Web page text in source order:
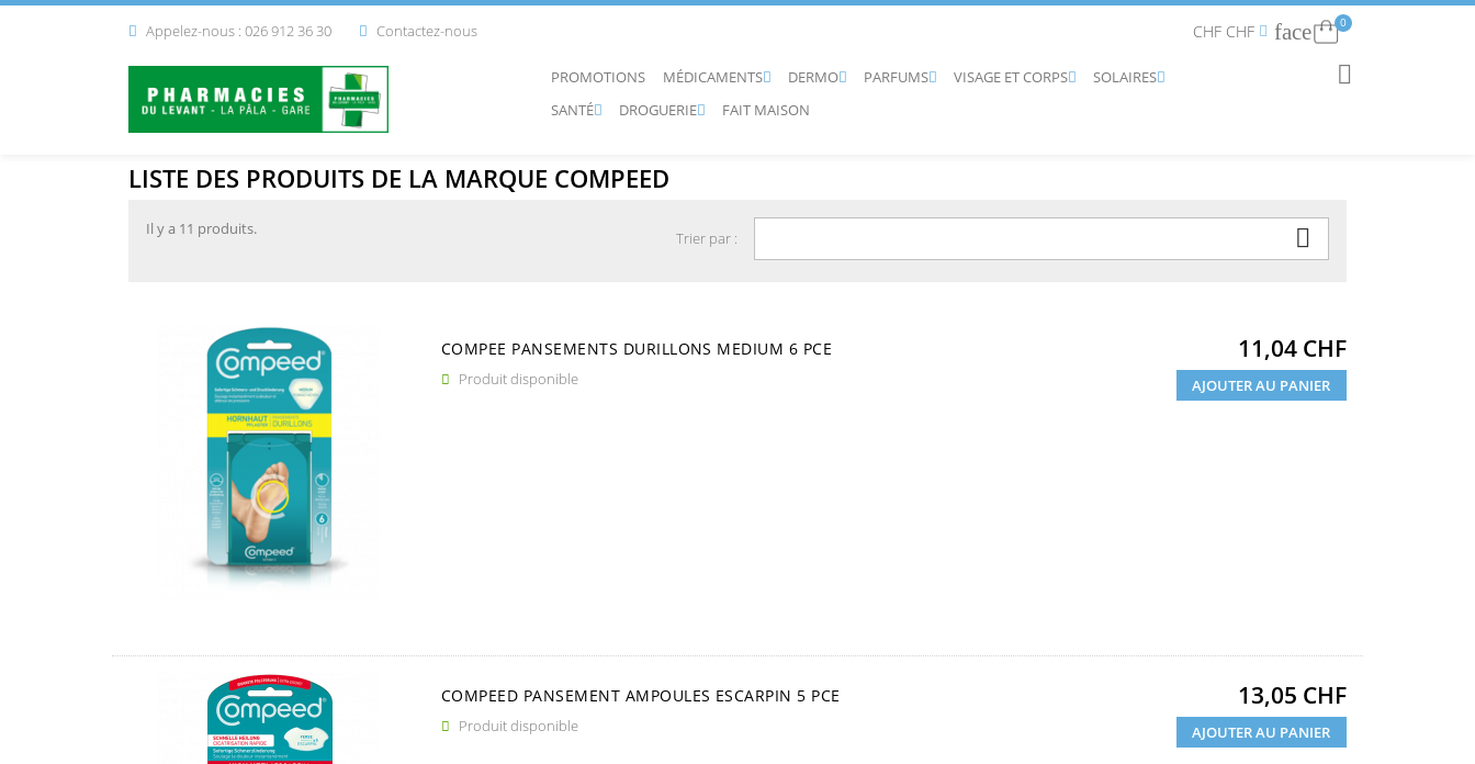
 Appelez-nous : 026 912 36 30  Contactez-nous CHF CHF  faceConnexion
0
PROMOTIONS 
MÉDICAMENTS 
DERMO 
PARFUMS 
VISAGE ET CORPS 
SOLAIRES

SANTÉ 
DROGUERIE FAIT MAISON
RECHERCHER

LISTE DES PRODUITS DE LA MARQUE COMPEED
Il y a 11 produits.
Trier par : 
COMPEE PANSEMENTS DURILLONS MEDIUM 6 PCE
 Produit disponible
Prix
11,04 CHF
AJOUTER AU PANIER
COMPEED PANSEMENT AMPOULES ESCARPIN 5 PCE
 Produit disponible
Prix
13,05 CHF
AJOUTER AU PANIER